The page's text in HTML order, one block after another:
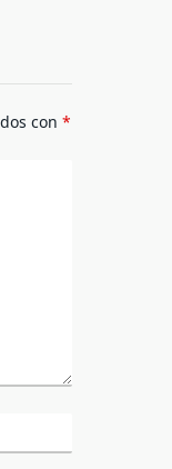
con*